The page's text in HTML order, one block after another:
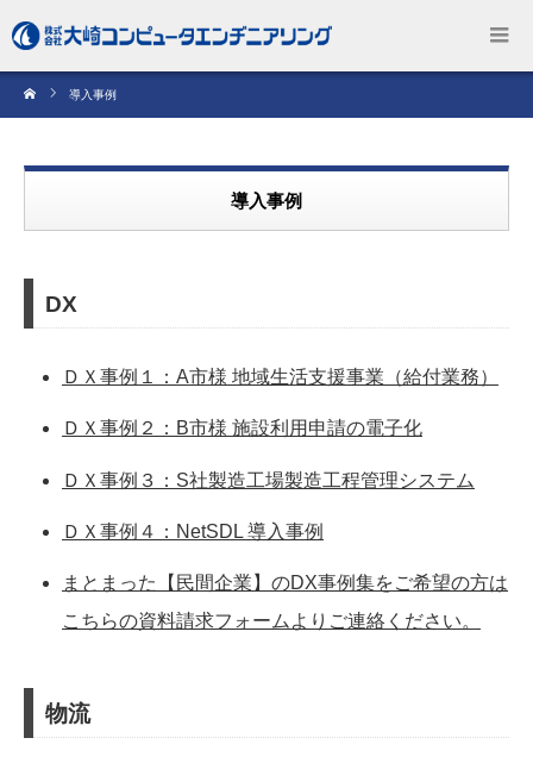
導入事例
導入事例
DX
ＤＸ事例１：A市様 地域生活支援事業（給付業務）
ＤＸ事例２：B市様 施設利用申請の電子化
ＤＸ事例３：S社製造工場製造工程管理システム
ＤＸ事例４：NetSDL 導入事例
まとまった【民間企業】のDX事例集をご希望の方は
こちらの資料請求フォームよりご連絡ください。
物流